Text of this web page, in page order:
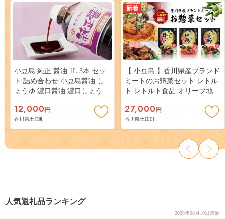
小豆島 純正 醤油 1L 3本 セッ
ト 詰め合わせ 小豆島醤油 し
ょうゆ 濃口醤油 濃口しょうゆ
川県 土庄町
12,000 円
香川県土庄町
新着
【 小豆島 】香川県産ブランド
ミートのお惣菜セット レトル
ト レトルト食品 オリーブ地鶏
トマト煮 牛すじワイン煮 黒酢
煮 簡単調理 惣菜 セット 小豆
島 庄八 香川 香川県 土庄 土庄
町
27,000 円
香川県土庄町
人気返礼品ランキング
2026年08月10日最新